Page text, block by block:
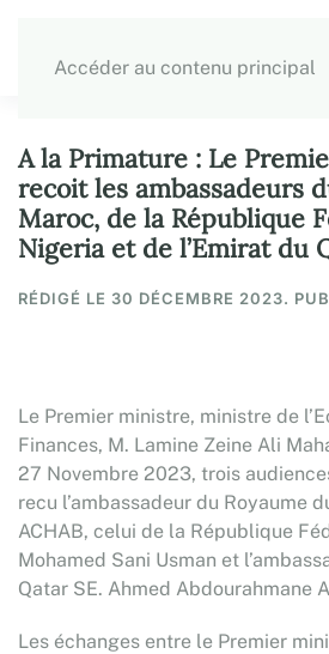
Accéder au contenu principal
A la Primature : Le
recoit les ambassadeurs
Maroc, de la République
Nigeria et de l’Emirat du
RÉDIGÉ LE 30 DÉCEMBRE 2023.
Le Premier ministre, ministre de
Finances, M. Lamine Zeine Ali
27 Novembre 2023, trois
recu l’ambassadeur du Royaume
ACHAB, celui de la République
Mohamed Sani Usman et
Qatar SE. Ahmed Abdourahmane
Les échanges entre le Premier